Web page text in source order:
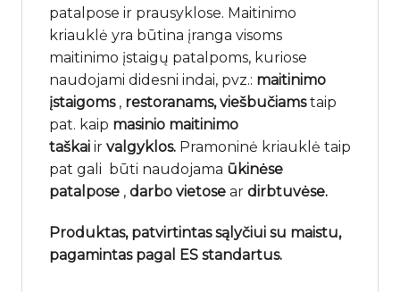
patalpose ir prausyklose. Maitinimo
kriauklė yra būtina įranga visoms
maitinimo įstaigų patalpoms, kuriose
naudojami didesni indai, pvz.: maitinimo
įstaigoms, restoranams,viešbučiamstaip
pat. kaip masinio maitinimo
taškai ir valgyklos. Pramoninė kriauklė taip
pat gali būti naudojama ūkinėse
patalpose , darbo vietose ar dirbtuvėse.
Produktas, patvirtintas sąlyčiui su maistu,
pagamintas pagal ES standartus.